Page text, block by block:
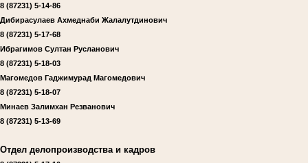
8 (87231) 5-14-86
Дибирасулаев Ахмеднаби Жалалутдинович
8 (87231) 5-17-68
Ибрагимов Султан Русланович
8 (87231) 5-18-03
Магомедов Гаджимурад Магомедович
8 (87231) 5-18-07
Минаев Залимхан Резванович
8 (87231) 5-13-69
Отдел делопроизводства и кадров